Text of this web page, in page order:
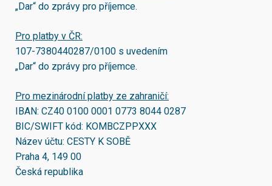
„Dar“ do zprávy pro příjemce.
Pro platby v ČR:
107-7380440287/0100 s uvedením
„Dar“ do zprávy pro příjemce.
Pro mezinárodní platby ze zahraničí:
IBAN: CZ40 0100 0001 0773 8044 0287
BIC/SWIFT kód: KOMBCZPPXXX
Název účtu: CESTY K SOBĚ
Praha 4, 149 00
Česká republika